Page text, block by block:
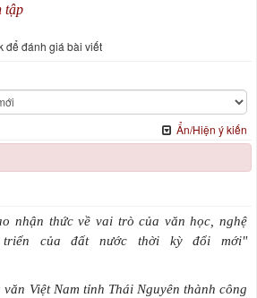
tập
để đánh giá bài viết
Ẩn/Hiện ý kiến
nhận thức về vai trò của văn học, nghệ
của đất nước thời kỳ đổi mới"
Việt Nam tỉnh Thái Nguyên thành công